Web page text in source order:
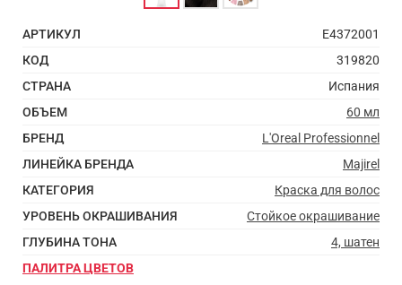
АРТИКУЛ
E4372001
КОД
319820
СТРАНА
Испания
ОБЪЕМ
60 мл
БРЕНД
L'Oreal Professionnel
ЛИНЕЙКА БРЕНДА
Majirel
КАТЕГОРИЯ
Краска для волос
УРОВЕНЬ ОКРАШИВАНИЯ
Стойкое окрашивание
ГЛУБИНА ТОНА
4, шатен
ПАЛИТРА ЦВЕТОВ